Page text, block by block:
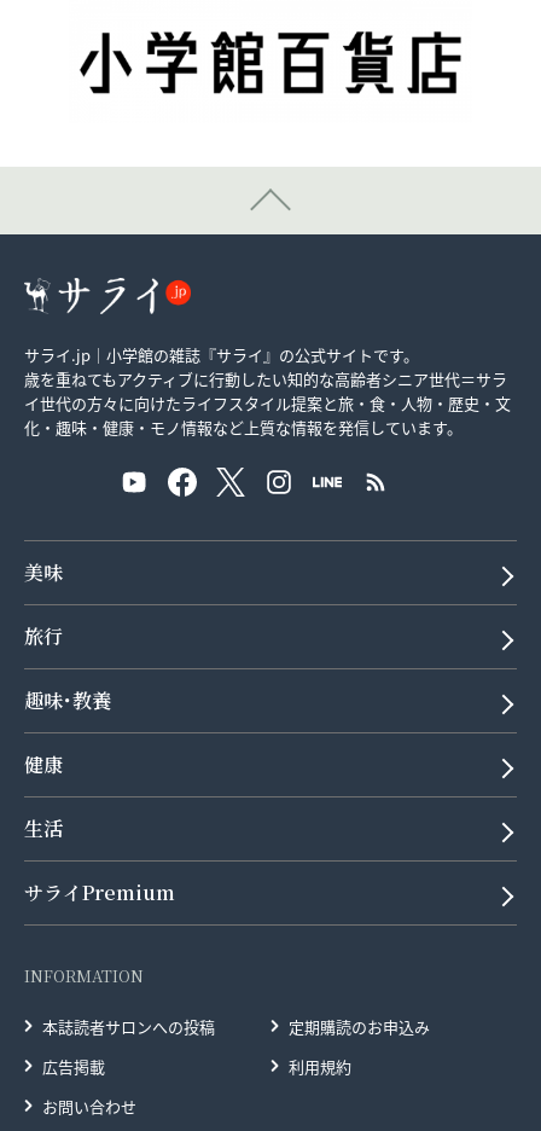
サライ.jp｜小学館の雑誌『サライ』の公式サイトです。
歳を重ねてもアクティブに行動したい知的な高齢者シニア世代＝サラ
イ世代の方々に向けたライフスタイル提案と旅・食・人物・歴史・文
化・趣味・健康・モノ情報など上質な情報を発信しています。
美味
旅行
趣味･教養
健康
生活
サライPremium
INFORMATION
本誌読者サロンへの投稿
定期購読のお申込み
広告掲載
利用規約
お問い合わせ